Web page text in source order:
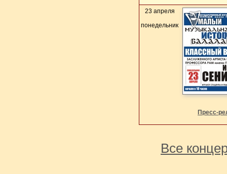
23 апреля
понедельник
Пресс-
Все